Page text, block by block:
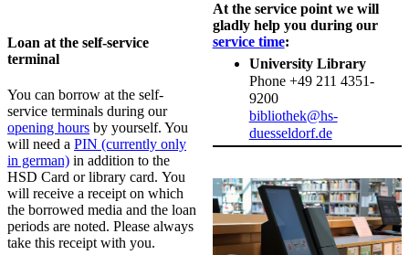
Loan at the self-service
terminal​​
You can borrow at the self-
service terminals during our
opening hours ​ by yourself. You
will need a PIN (currently only
in german) in addition to the
HSD Card or library card. You
will receive a receipt on which
the borrowed media and the loan
periods are noted. Please always
take this receipt with you.
At the service point we will
gladly help you during our
service time​:
University Library
Phone +49 211 4351-
9200
bibliothek@hs-
duesseldorf.de